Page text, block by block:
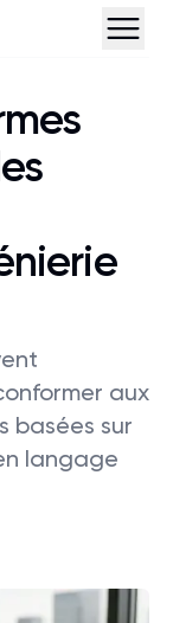
aux
basées sur
langage